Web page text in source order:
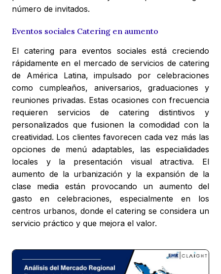
número de invitados.
Eventos sociales Catering en aumento
El catering para eventos sociales está creciendo
rápidamente en el mercado de servicios de catering
de América Latina, impulsado por celebraciones
como cumpleaños, aniversarios, graduaciones y
reuniones privadas. Estas ocasiones con frecuencia
requieren servicios de catering distintivos y
personalizados que fusionen la comodidad con la
creatividad. Los clientes favorecen cada vez más las
opciones de menú adaptables, las especialidades
locales y la presentación visual atractiva. El
aumento de la urbanización y la expansión de la
clase media están provocando un aumento del
gasto en celebraciones, especialmente en los
centros urbanos, donde el catering se considera un
servicio práctico y que mejora el valor.